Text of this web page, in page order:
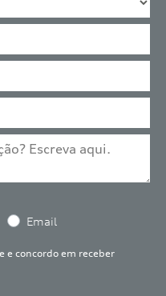
Email
e concordo em receber